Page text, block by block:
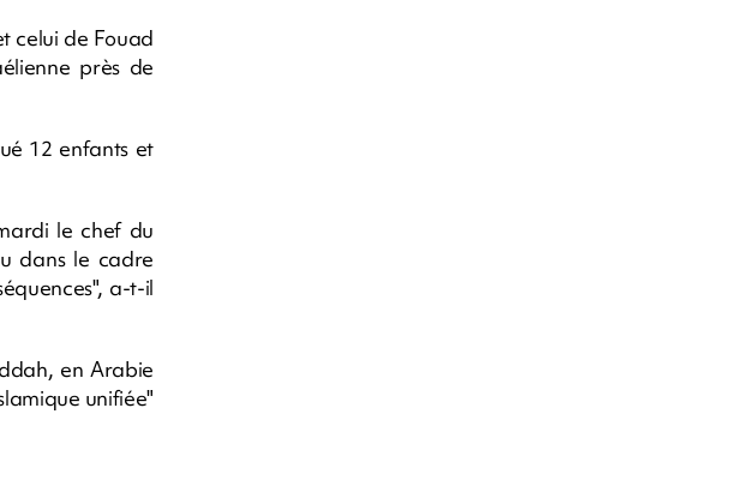
celui de Fouad
près de
12 enfants et
le chef du
dans le cadre
a-t-il
en Arabie
unifiée"